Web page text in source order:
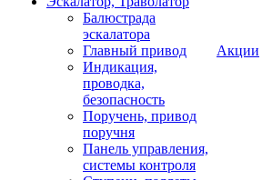
Балюстрада
эскалатора
Главный привод
Индикация,
проводка,
безопасность
Поручень, привод
поручня
Панель управления,
системы контроля
Акции